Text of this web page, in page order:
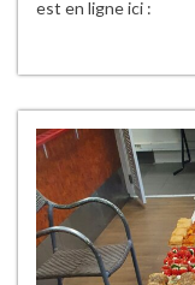
est en ligne ici :